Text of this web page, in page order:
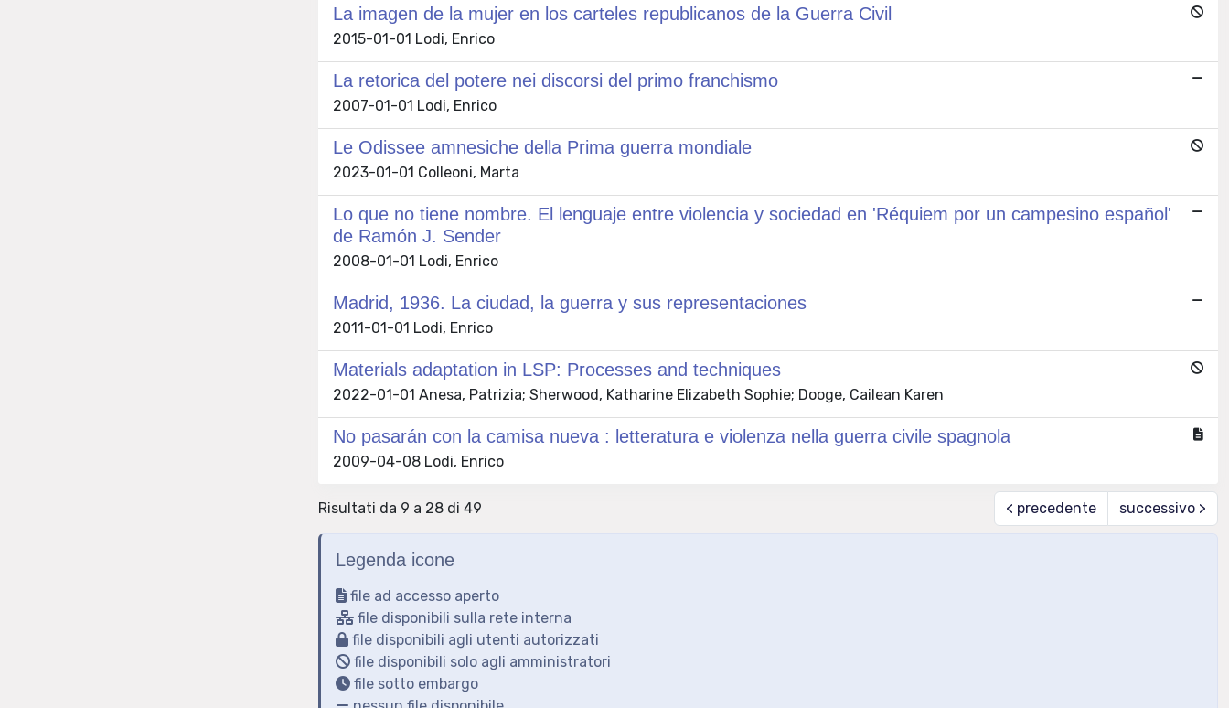
La imagen de la mujer en los carteles republicanos de la Guerra Civil
2015-01-01 Lodi, Enrico
La retorica del potere nei discorsi del primo franchismo
2007-01-01 Lodi, Enrico
Le Odissee amnesiche della Prima guerra mondiale
2023-01-01 Colleoni, Marta
Lo que no tiene nombre. El lenguaje entre violencia y sociedad en 'Réquiem por un campesino español'
de Ramón J. Sender
2008-01-01 Lodi, Enrico
Madrid, 1936. La ciudad, la guerra y sus representaciones
2011-01-01 Lodi, Enrico
Materials adaptation in LSP: Processes and techniques
2022-01-01 Anesa, Patrizia; Sherwood, Katharine Elizabeth Sophie; Dooge, Cailean Karen
No pasarán con la camisa nueva : letteratura e violenza nella guerra civile spagnola
2009-04-08 Lodi, Enrico
Risultati da 9 a 28 di 49 < precedente successivo >
Legenda icone
file ad accesso aperto
file disponibili sulla rete interna
file disponibili agli utenti autorizzati
file disponibili solo agli amministratori
file sotto embargo